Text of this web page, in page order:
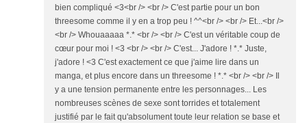
bien compliqué <3<br /> <br /> C'est partie pour un bon
threesome comme il y en a trop peu ! ^^<br /> <br /> Et...<br />
<br /> Whouaaaaa *.* <br /> <br /> C'est un véritable coup de
cœur pour moi ! <3 <br /> <br /> C'est... J'adore ! *.* Juste,
j'adore ! <3 C'est exactement ce que j'aime lire dans un
manga, et plus encore dans un threesome ! *.* <br /> <br /> Il
y a une tension permanente entre les personnages... Les
nombreuses scènes de sexe sont torrides et totalement
justifié par le fait qu'absolument toute leur relation se base et